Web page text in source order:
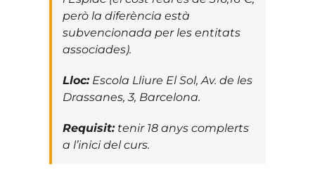
però la diferència està
subvencionada per les entitats
associades).
Lloc:Escola Lliure El Sol, Av. de les
Drassanes, 3, Barcelona.
Requisit:tenir 18 anys complerts
a l’inici del curs.